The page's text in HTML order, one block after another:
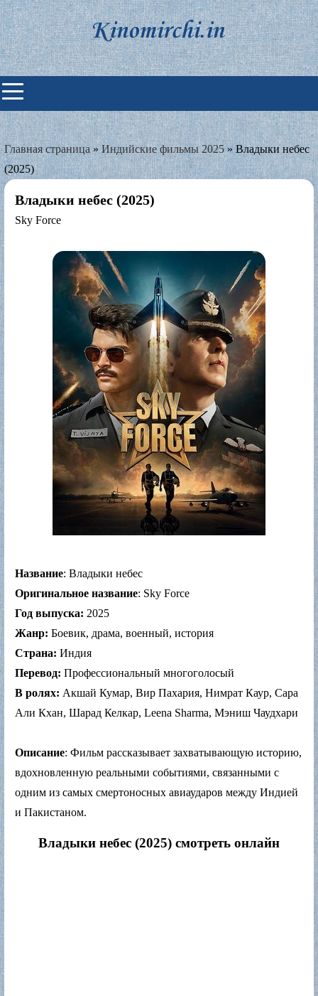
Skip
to
content
Индийские фильмы смотреть
онлайн
Главная страница»Индийские фильмы 2025»Владыки небес
(2025)
Владыки небес (2025)
Sky Force
Название: Владыки небес
Оригинальное название: Sky Force
Год выпуска: 2025
Жанр: Боевик, драма, военный, история
Страна: Индия
Перевод: Профессиональный многоголосый
В ролях: Акшай Кумар, Вир Пахария, Нимрат Каур, Сара
Али Кхан, Шарад Келкар, Leena Sharma, Мэниш Чаудхари
Описание: Фильм рассказывает захватывающую историю,
вдохновленную реальными событиями, связанными с
одним из самых смертоносных авиаударов между Индией
и Пакистаном.
Владыки небес (2025) смотреть онлайн